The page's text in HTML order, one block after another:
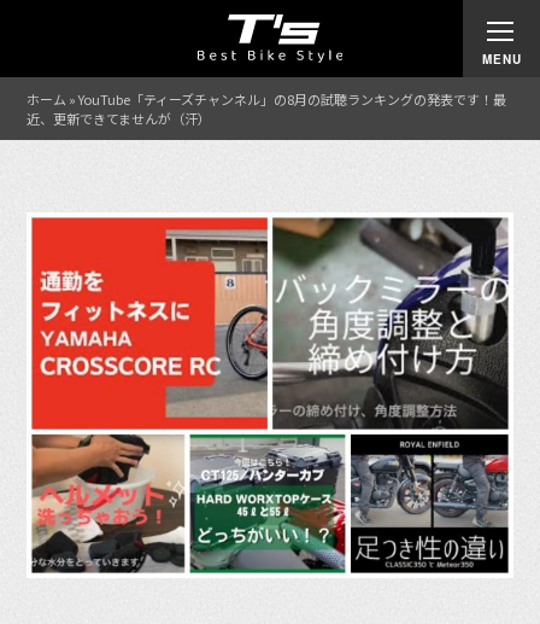
ホーム »YouTube「ティーズチャンネル」の8月の試聴ランキングの発表です！最
近、更新できてませんが（汗）